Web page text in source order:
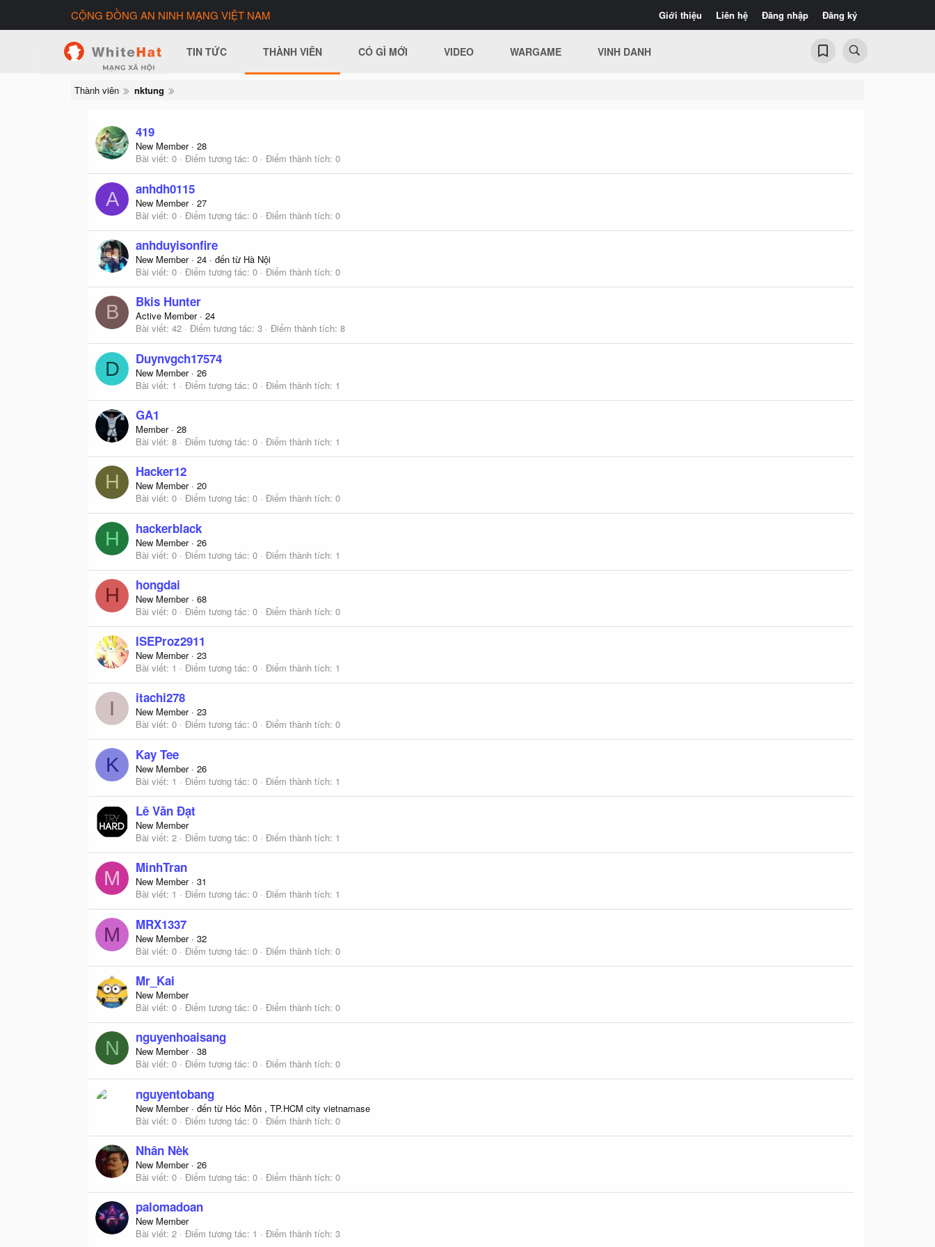
Giới thiệu Liên hệ Đăng nhập Đăng ký
CỘNG ĐỒNG AN NINH MẠNG VIỆT NAM
TIN TỨC THÀNH VIÊN CÓ GÌ MỚI VIDEO WARGAME VINH DANH
Thành viên nktung
419
New Member · 28
Bài viết 0 Điểm tương tác 0 Điểm thành tích 0
A anhdh0115
New Member · 27
Bài viết 0 Điểm tương tác 0 Điểm thành tích 0
anhduyisonfire
New Member · 24 · đến từ Hà Nội
Bài viết 0 Điểm tương tác 0 Điểm thành tích 0
B Bkis Hunter
Active Member · 24
Bài viết 42 Điểm tương tác 3 Điểm thành tích 8
D Duynvgch17574
New Member · 26
Bài viết 1 Điểm tương tác 0 Điểm thành tích 1
GA1
Member · 28
Bài viết 8 Điểm tương tác 0 Điểm thành tích 1
H Hacker12
New Member · 20
Bài viết 0 Điểm tương tác 0 Điểm thành tích 0
H hackerblack
New Member · 26
Bài viết 0 Điểm tương tác 0 Điểm thành tích 1
H hongdai
New Member · 68
Bài viết 0 Điểm tương tác 0 Điểm thành tích 0
ISEProz2911
New Member · 23
Bài viết 1 Điểm tương tác 0 Điểm thành tích 1
I itachi278
New Member · 23
Bài viết 0 Điểm tương tác 0 Điểm thành tích 0
K Kay Tee
New Member · 26
Bài viết 1 Điểm tương tác 0 Điểm thành tích 1
Lê Văn Đạt
New Member
Bài viết 2 Điểm tương tác 0 Điểm thành tích 1
M MinhTran
New Member · 31
Bài viết 1 Điểm tương tác 0 Điểm thành tích 1
M MRX1337
New Member · 32
Bài viết 0 Điểm tương tác 0 Điểm thành tích 0
Mr_Kai
New Member
Bài viết 0 Điểm tương tác 0 Điểm thành tích 0
N nguyenhoaisang
New Member · 38
Bài viết 0 Điểm tương tác 0 Điểm thành tích 0
nguyentobang
New Member · đến từ Hóc Môn , TP.HCM city vietnamase
Bài viết 0 Điểm tương tác 0 Điểm thành tích 0
Nhân Nèk
New Member · 26
Bài viết 0 Điểm tương tác 0 Điểm thành tích 0
palomadoan
New Member
Bài viết 2 Điểm tương tác 1 Điểm thành tích 3